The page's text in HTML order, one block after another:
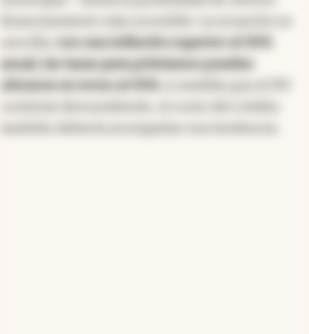
con una inflación superior al 30%
anual, las tasas para préstamos pueden
ubicarse en torno al 45%.